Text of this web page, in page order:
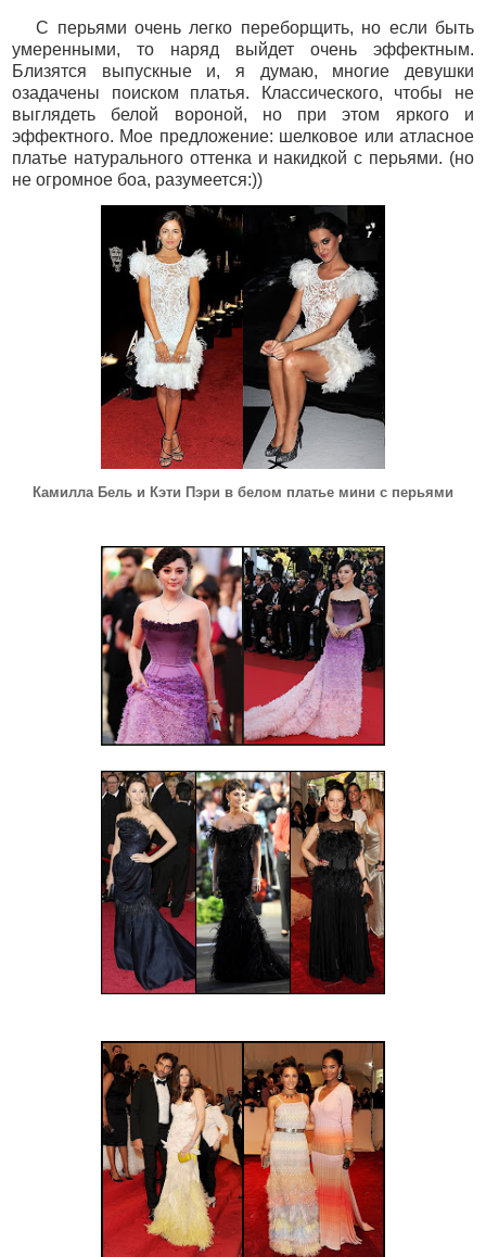
С перьями очень легко переборщить, но если быть
умеренными, то наряд выйдет очень эффектным.
Близятся выпускные и, я думаю, многие девушки
озадачены поиском платья. Классического, чтобы не
выглядеть белой вороной, но при этом яркого и
эффектного. Мое предложение: шелковое или атласное
платье натурального оттенка и накидкой с перьями. (но
не огромное боа, разумеется:))
Камилла Бель и Кэти Пэри в белом платье мини с перьями